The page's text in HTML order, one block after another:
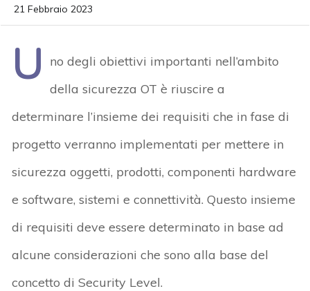
21 Febbraio 2023
U
no degli obiettivi importanti nell’ambito
della sicurezza OT è riuscire a
determinare l’insieme dei requisiti che in fase di
progetto verranno implementati per mettere in
sicurezza oggetti, prodotti, componenti hardware
e software, sistemi e connettività. Questo insieme
di requisiti deve essere determinato in base ad
alcune considerazioni che sono alla base del
concetto di Security Level.